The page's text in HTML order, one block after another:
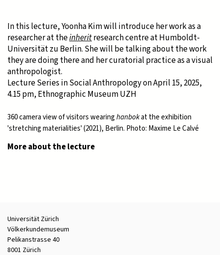
In this lecture, Yoonha Kim will introduce her work as a
researcher at theinheritresearch centre at Humboldt-
Universität zu Berlin. She will be talking about the work
they are doing there and her curatorial practice as a visual
anthropologist.
Lecture Series in Social Anthropology on April 15, 2025,
4.15 pm, Ethnographic Museum UZH
360 camera view of visitors wearinghanbokat the exhibition
'stretching materialities' (2021), Berlin. Photo: Maxime Le Calvé
More about the lecture
Universität Zürich
Völkerkundemuseum
Pelikanstrasse 40
8001 Zürich